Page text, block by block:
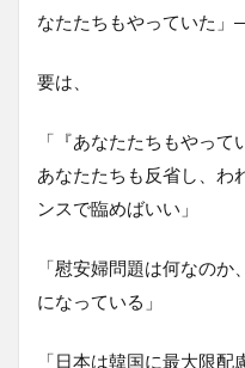
なたたちもやっていた
要は、
「『あなたたちもやって
あなたたちも反省し、わ
ンスで臨めばいい」
「慰安婦問題は何なの
になっている」
「日本は韓国に最大限